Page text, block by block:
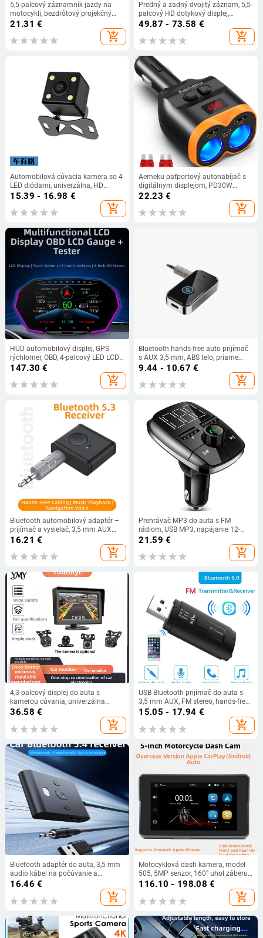
5,5-palcový záznamník jazdy na
motocykli, bezdrôtový projekčný
displej Carplay, navigácia, detekcia
tlaku v pneumatikách, dvojité
šošovky vpredu a vzadu
21.31 €
add_shopping_cart
Predný a zadný dvojitý záznam, 5,5-
palcový HD dotykový displej,
palubná kamera s spätným
monitorovanie a nočné videnie
49.87 - 73.58 €
add_shopping_cart
Automobilová cúvacia kamera so 4
LED diódami, univerzálna, HD
širokouhlá, nočné videnie.
15.39 - 16.98 €
add_shopping_cart
Aemeku päťportový autonabíjač s
digitálnym displejom, PD30W
rýchle nabíjanie QC3.0
22.23 €
add_shopping_cart
HUD automobilový displej, GPS
rýchlomer, OBD, 4-palcový LED LCD
dotykový displej, Model F11
147.30 €
add_shopping_cart
Bluetooth hands-free auto prijímač
s AUX 3,5 mm, ABS telo, priame
zapojenie
9.44 - 10.67 €
add_shopping_cart
Bluetooth automobilový adaptér –
prijímač a vysielač, 3,5 mm AUX
port, Bluetooth 5.3, model B1,
16.21 €
add_shopping_cart
Prehrávač MP3 do auta s FM
rádiom, USB MP3, napájanie 12-
24V, model T50
21.59 €
add_shopping_cart
4,3-palcový displej do auta s
kamerou cúvania, univerzálna
kompatibilita
36.58 €
add_shopping_cart
USB Bluetooth prijímač do auta s
3,5 mm AUX, FM stereo, hands-free
volania, Bluetooth 5.0 adaptér
15.05 - 17.94 €
add_shopping_cart
Bluetooth adaptér do auta, 3,5 mm
audio kábel na počúvanie a
prijímanie, adaptér 5,4 HD,
16.46 €
add_shopping_cart
Motocyklová dash kamera, model
505, 5MP senzor, 160° uhol záberu,
TF karta až 128GB, cyklické
116.10 - 198.08 €
add_shopping_cart